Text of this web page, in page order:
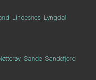
Lindesnes Lyngdal
Sande Sandefjord